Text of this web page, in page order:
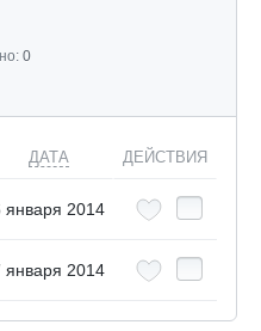
0
ДАТА ДЕЙСТВИЯ
января 2014
января 2014